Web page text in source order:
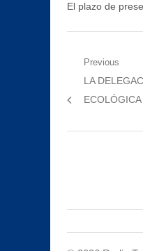
El plazo de
Navegación
Previous
Previous
post:
LA
ECOLÓGICA